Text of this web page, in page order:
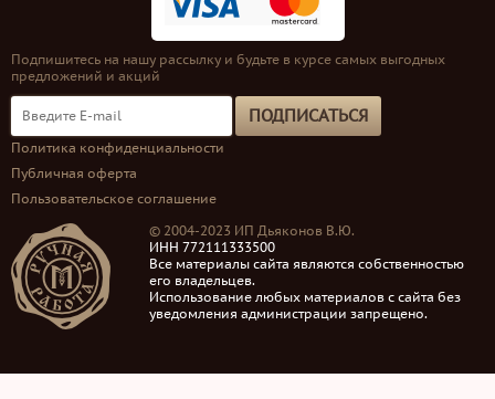
Подпишитесь на нашу рассылку и будьте в курсе самых выгодных
предложений и акций
ПОДПИСАТЬСЯ
Политика конфиденциальности
Публичная оферта
Пользовательское соглашение
© 2004-2023 ИП Дьяконов В.Ю.
ИНН 772111333500
Все материалы сайта являются собственностью
его владельцев.
Использование любых материалов с сайта без
уведомления администрации запрещено.